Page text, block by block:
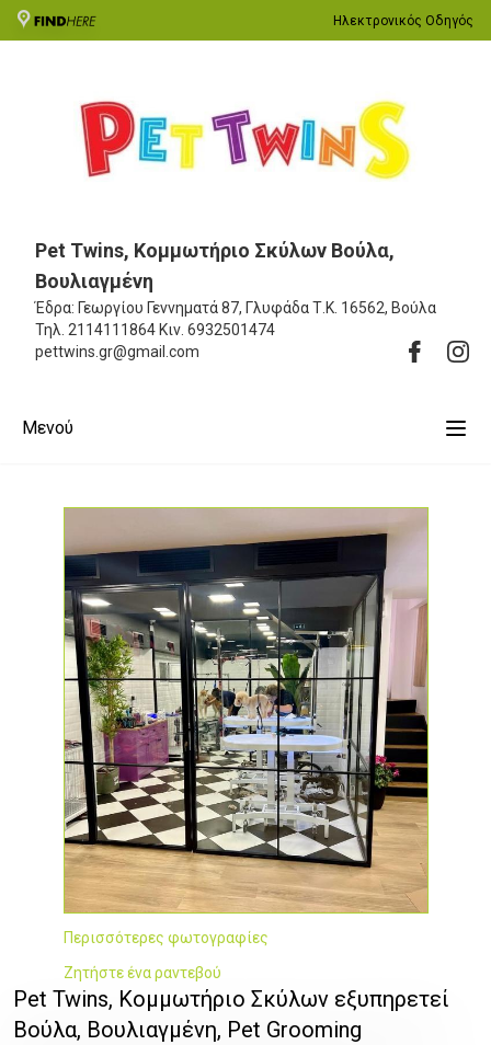
Ηλεκτρονικός Οδηγός
Pet Twins, Κομμωτήριο Σκύλων Βούλα,
Βουλιαγμένη
Έδρα: Γεωργίου Γεννηματά 87, ΓλυφάδαΤ.Κ. 16562, Βούλα
Τηλ. 2114111864 Κιν. 6932501474
pettwins.gr@gmail.com
Μενού
Περισσότερες φωτογραφίες
Ζητήστε ένα ραντεβού
Pet Twins, Κομμωτήριο Σκύλων εξυπηρετεί
Βούλα, Βουλιαγμένη, Pet Grooming